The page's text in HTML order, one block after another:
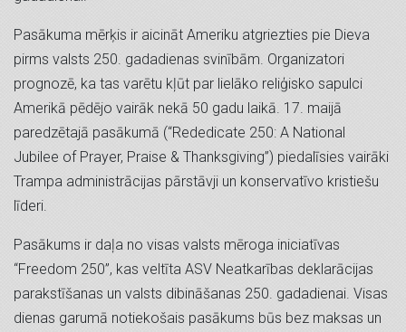
Pasākuma mērķis ir aicināt Ameriku atgriezties pie Dieva
pirms valsts 250. gadadienas svinībām. Organizatori
prognozē, ka tas varētu kļūt par lielāko reliģisko sapulci
Amerikā pēdējo vairāk nekā 50 gadu laikā. 17. maijā
paredzētajā pasākumā (“Rededicate 250: A National
Jubilee of Prayer, Praise & Thanksgiving”) piedalīsies vairāki
Trampa administrācijas pārstāvji un konservatīvo kristiešu
līderi.
Pasākums ir daļa no visas valsts mēroga iniciatīvas
“Freedom 250”, kas veltīta ASV Neatkarības deklarācijas
parakstīšanas un valsts dibināšanas 250. gadadienai. Visas
dienas garumā notiekošais pasākums būs bez maksas un